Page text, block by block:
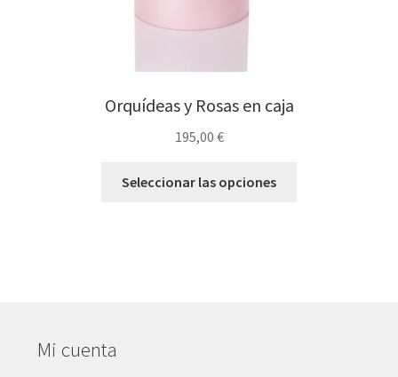
Orquídeas y Rosas en caja
195,00 €
Seleccionar las opciones
Mi cuenta